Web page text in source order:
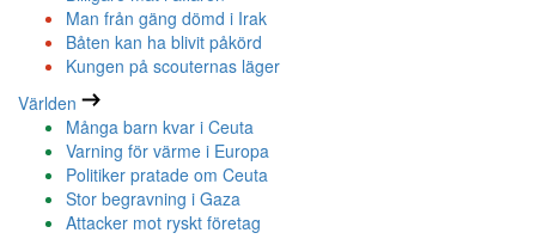
Man från gäng dömd i Irak
Båten kan ha blivit påkörd
Kungen på scouternas läger
Världen
Många barn kvar i Ceuta
Varning för värme i Europa
Politiker pratade om Ceuta
Stor begravning i Gaza
Attacker mot ryskt företag